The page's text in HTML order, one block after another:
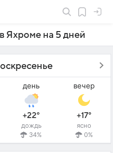
Яхроме на 5 дней
день
+22°
дождь
34%
вечер
+17°
ясно
0%